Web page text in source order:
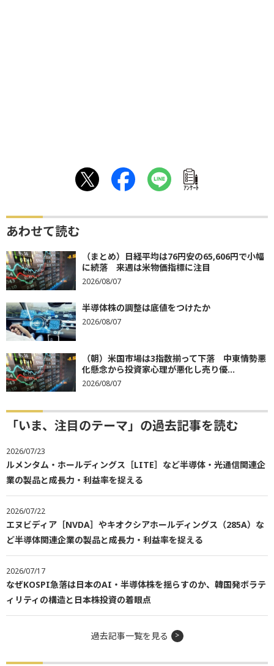
ｱﾝｹｰﾄ
あわせて読む
（まとめ）日経平均は76円安の65,606円で小幅
に続落 来週は米物価指標に注目
2026/08/07
半導体株の調整は底値をつけたか
2026/08/07
（朝）米国市場は3指数揃って下落 中東情勢悪
化懸念から投資家心理が悪化し売り優...
2026/08/07
「いま、注目のテーマ」の過去記事を読む
2026/07/23
ルメンタム・ホールディングス［LITE］など半導体・光通信関連企
業の製品と成長力・利益率を捉える
2026/07/22
エヌビディア［NVDA］やキオクシアホールディングス（285A）な
ど半導体関連企業の製品と成長力・利益率を捉える
2026/07/17
なぜKOSPI急落は日本のAI・半導体株を揺らすのか、韓国発ボラテ
ィリティの構造と日本株投資の着眼点
過去記事一覧を見る